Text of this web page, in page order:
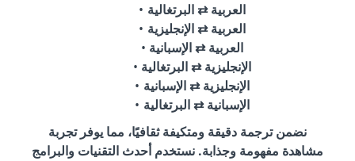
العربية ⇄ البرتغالية
العربية ⇄ الإنجليزية
العربية ⇄ الإسبانية
الإنجليزية ⇄ البرتغالية
الإنجليزية ⇄ الإسبانية
الإسبانية ⇄ البرتغالية
نضمن ترجمة دقيقة ومتكيفة ثقافيًا، مما يوفر تجربة
مشاهدة مفهومة وجذابة. نستخدم أحدث التقنيات والبرامج